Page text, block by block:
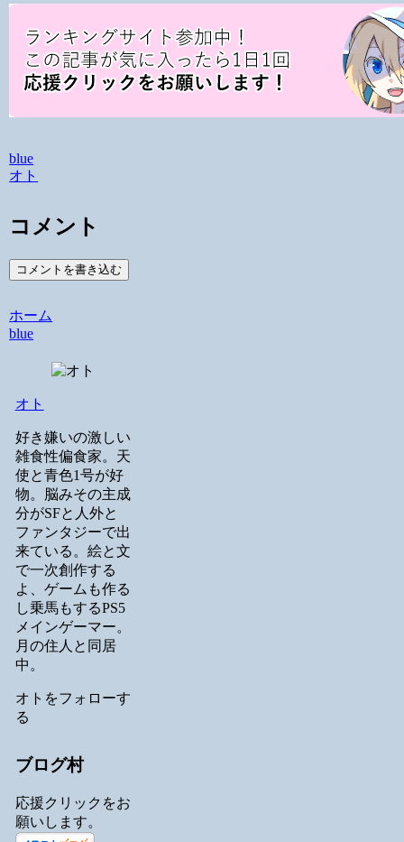
blue
オト
コメント
コメントを書き込む
ホーム
blue
オト
好き嫌いの激しい
雑食性偏食家。天
使と青色1号が好
物。脳みその主成
分がSFと人外と
ファンタジーで出
来ている。絵と文
で一次創作する
よ、ゲームも作る
し乗馬もするPS5
メインゲーマー。
月の住人と同居
中。
オトをフォローす
る
ブログ村
応援クリックをお
願いします。